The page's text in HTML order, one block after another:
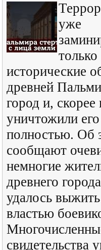
уже
только
исторические
древней
город и, скорее
уничтожили его
полностью. Об
сообщают
немногие
древнего
удалось
властью
свидетельства